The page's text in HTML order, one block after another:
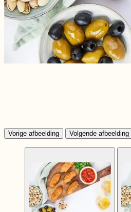
Vorige afbeelding Volgende afbeelding